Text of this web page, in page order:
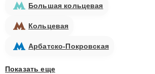
Большая кольцевая
Кольцевая
Арбатско-Покровская
Показать еще